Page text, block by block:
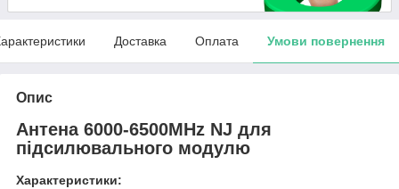
Доставка Оплата Умови повернення
Опис
Антена 6000-6500MHz NJ для
підсилювального модулю
Характеристики: